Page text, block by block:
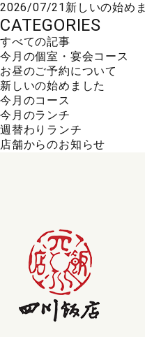
2026/07/21 新しいの始め
CATEGORIES
すべての記事
今月の個室・宴会コース
お昼のご予約について
新しいの始めました
今月のコース
今月のランチ
週替わりランチ
店舗からのお知らせ